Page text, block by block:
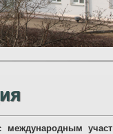
международным